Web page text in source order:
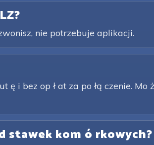
nie potrzebuje aplikacji.
i bez op ł at za po łą czenie. Mo
stawek kom ó rkowych?